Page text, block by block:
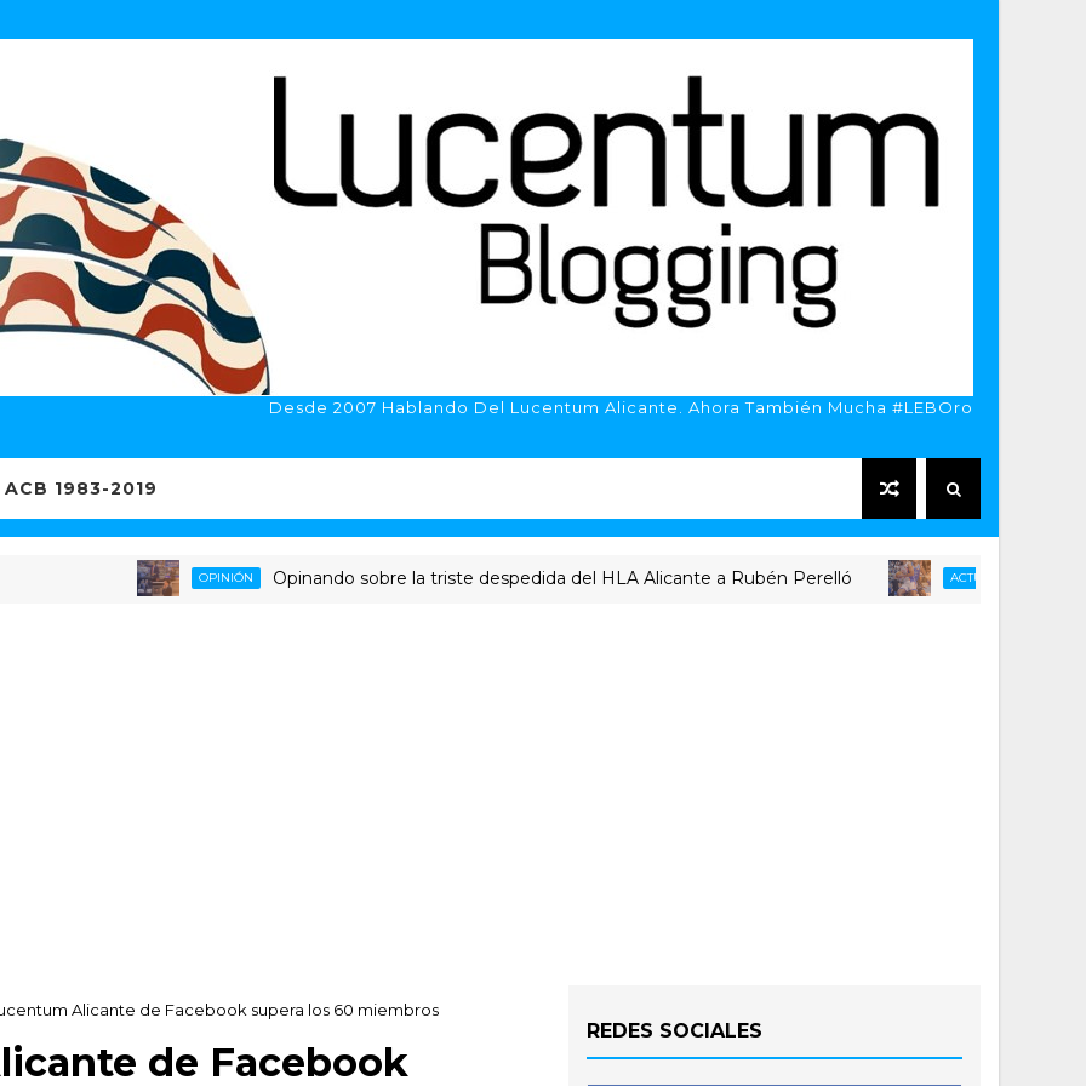
Desde 2007 Hablando Del Lucentum Alicante. Ahora También Mucha #LEBOro
ACB 1983-2019
OPINIÓN Opinando sobre la triste despedida del HLA Alicante a Rubén Perelló ACTUALIDAD LUCENTUM
Alicante de Facebook supera los 60 miembros
de Facebook
REDES SOCIALES